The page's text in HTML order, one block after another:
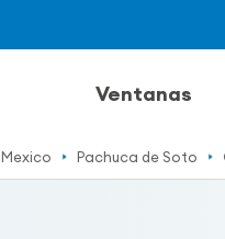
Ventanas
Mexico Pachuca de Soto